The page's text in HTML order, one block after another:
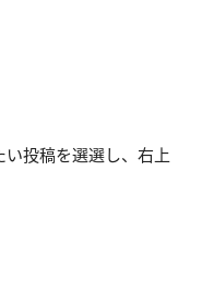
投稿を選選し、右上